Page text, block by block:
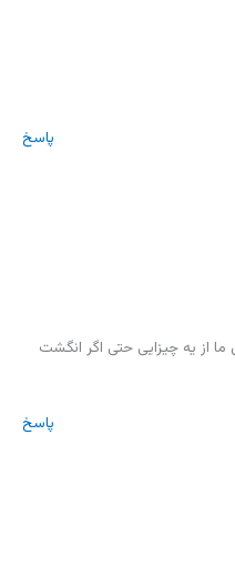
پاسخ
از یه چیزایی حتی اگر انگشت
پاسخ